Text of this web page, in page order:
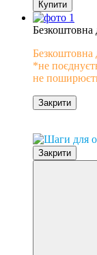
Купити
Безкоштовна
Безкоштовна
*не
не
Закрити
Закрити